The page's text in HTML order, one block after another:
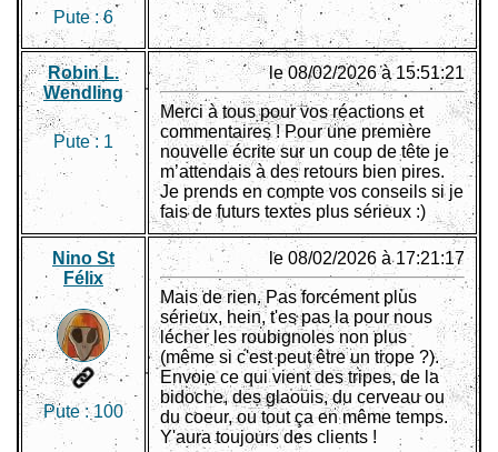
Pute :6
Robin L.
Wendling
Pute : 1
le 08/02/2026 à 15:51:21
Merci à tous pour vos réactions et
commentaires ! Pour une première
nouvelle écrite sur un coup de tête je
m’attendais à des retours bien pires.
Je prends en compte vos conseils si je
fais de futurs textes plus sérieux :)
Nino St
Félix
Pute :100
le 08/02/2026 à 17:21:17
Mais de rien. Pas forcément plus
sérieux, hein, t'es pas la pour nous
lécher les roubignoles non plus
(même si c'est peut être un trope ?).
Envoie ce qui vient des tripes, de la
bidoche, des glaouis, du cerveau ou
du coeur, ou tout ça en même temps.
Y'aura toujours des clients !